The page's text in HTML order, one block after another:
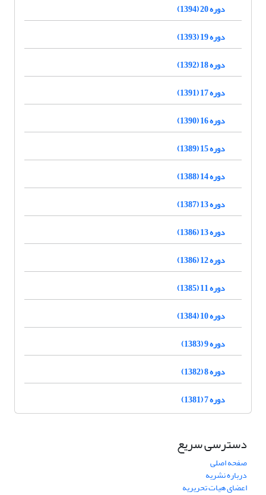
دوره 20 (1394)
دوره 19 (1393)
دوره 18 (1392)
دوره 17 (1391)
دوره 16 (1390)
دوره 15 (1389)
دوره 14 (1388)
دوره 13 (1387)
دوره 13 (1386)
دوره 12 (1386)
دوره 11 (1385)
دوره 10 (1384)
دوره 9 (1383)
دوره 8 (1382)
دوره 7 (1381)
دسترسی سریع
صفحه اصلی
درباره نشریه
اعضای هیات تحریریه